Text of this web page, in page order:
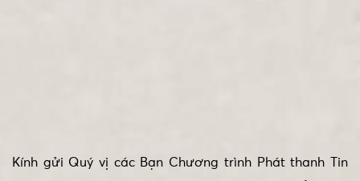
Kính gửi Quý vị các Bạn Chương trình Phát thanh Tin